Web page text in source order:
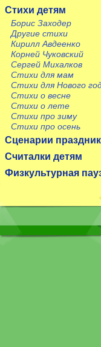
Стихи детям
Борис Заходер
Другие стихи
Кирилл Авдеенко
Корней Чуковский
Сергей Михалков
Стихи для мам
Стихи для Нового
Стихи о весне
Стихи о лете
Стихи про зиму
Стихи про осень
Сценарии
Считалки детям
Физкультурная